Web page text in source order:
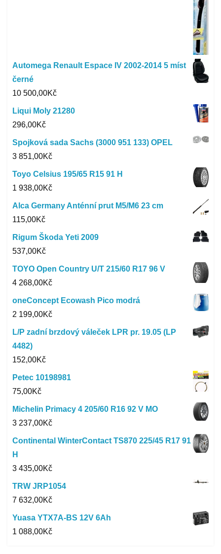
Automega Renault Espace IV 2002-2014 5 míst
černé
10 500,00Kč
Liqui Moly 21280
296,00Kč
Spojková sada Sachs (3000 951 133) OPEL
3 851,00Kč
Toyo Celsius 195/65 R15 91 H
1 938,00Kč
Alca Germany Anténní prut M5/M6 23 cm
115,00Kč
Rigum Škoda Yeti 2009
537,00Kč
TOYO Open Country U/T 215/60 R17 96 V
4 268,00Kč
oneConcept Ecowash Pico modrá
2 199,00Kč
L/P zadní brzdový váleček LPR pr. 19.05 (LP
4482)
152,00Kč
Petec 10198981
75,00Kč
Michelin Primacy 4 205/60 R16 92 V MO
3 237,00Kč
Continental WinterContact TS870 225/45 R17 91
H
3 435,00Kč
TRW JRP1054
7 632,00Kč
Yuasa YTX7A-BS 12V 6Ah
1 088,00Kč